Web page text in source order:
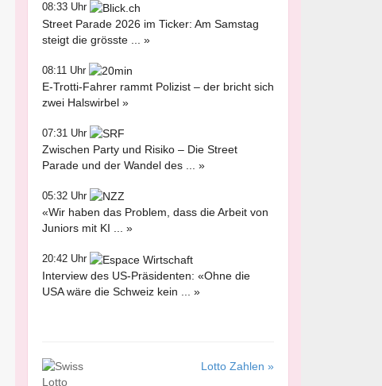
08:33 Uhr
Street Parade 2026 im Ticker: Am Samstag
steigt die grösste ... »
08:11 Uhr
E-Trotti-Fahrer rammt Polizist – der bricht sich
zwei Halswirbel »
07:31 Uhr
Zwischen Party und Risiko – Die Street
Parade und der Wandel des ... »
05:32 Uhr
«Wir haben das Problem, dass die Arbeit von
Juniors mit KI ... »
20:42 Uhr
Interview des US-Präsidenten: «Ohne die
USA wäre die Schweiz kein ... »
Lotto Zahlen »